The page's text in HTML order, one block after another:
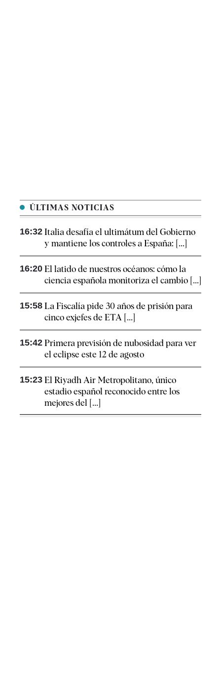
ÚLTIMAS NOTICIAS
16:32 Italia desafía el ultimátum del Gobierno
y mantiene los controles a España: [...]
16:20 El latido de nuestros océanos: cómo la
ciencia española monitoriza el cambio [...]
15:58 La Fiscalía pide 30 años de prisión para
cinco exjefes de ETA [...]
15:42 Primera previsión de nubosidad para ver
el eclipse este 12 de agosto
15:23 El Riyadh Air Metropolitano, único
estadio español reconocido entre los
mejores del [...]